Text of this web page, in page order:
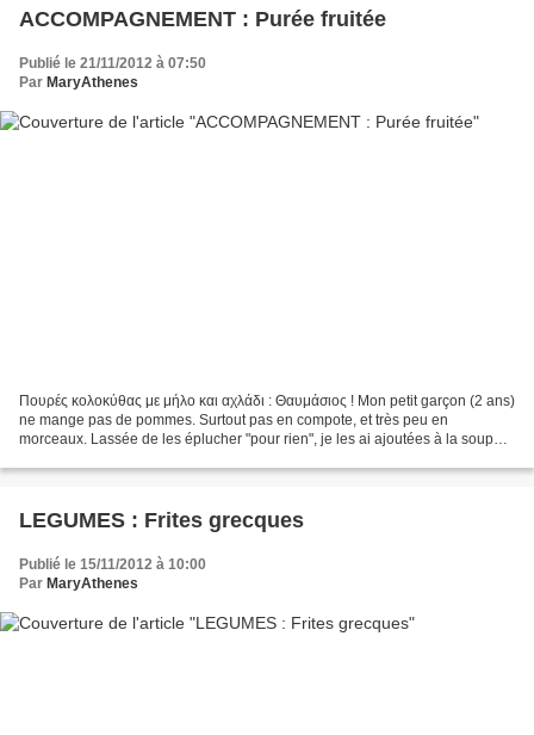
ACCOMPAGNEMENT : Purée fruitée
Publié le 21/11/2012 à 07:50
Par MaryAthenes
Πουρές κολοκύθας με μήλο και αχλάδι : Θαυμάσιος ! Mon petit garçon (2 ans)
ne mange pas de pommes. Surtout pas en compote, et très peu en
morceaux. Lassée de les éplucher "pour rien", je les ai ajoutées à la soupe
LEGUMES : Frites grecques
Publié le 15/11/2012 à 10:00
Par MaryAthenes